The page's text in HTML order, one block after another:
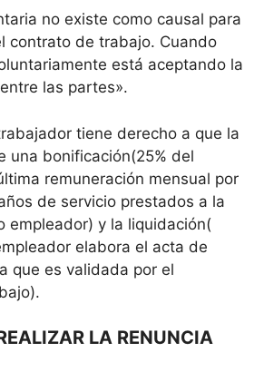
no existe como causal para
contrato de trabajo. Cuando
está aceptando la
las partes».
tiene derecho a que la
una bonificación(25% del
remuneración mensual por
de servicio prestados a la
empleador) y la liquidación(
elabora el acta de
que es validada por el
LA RENUNCIA